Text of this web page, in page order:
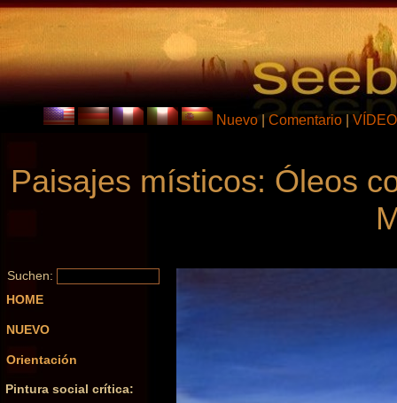
Nuevo Comentario VÍDEO
Paisajes místicos: Óleos
Suchen:
HOME
NUEVO
Orientación
Pintura social crítica: